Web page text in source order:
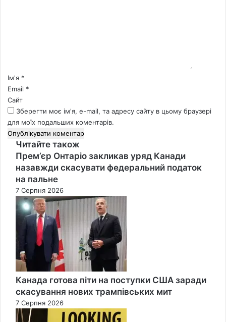
*Ім'я *
Email *
Сайт
Зберегти моє ім'я, e-mail, та адресу сайту в цьому браузері
для моїх подальших коментарів.
Читайте також
Close
Прем’єр Онтаріо закликав уряд Канади
назавжди скасувати федеральний податок
на пальне
7 Серпня 2026
Канада готова піти на поступки США заради
скасування нових трампівських мит
7 Серпня 2026